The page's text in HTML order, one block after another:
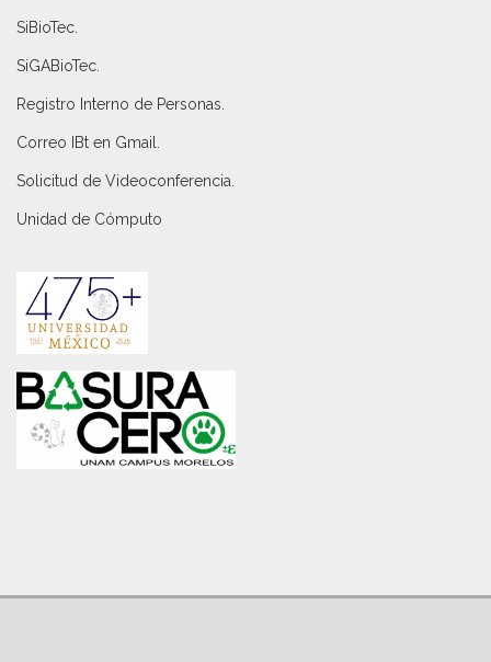
SiBioTec
SiGABioTec.
Registro Interno de Personas
Correo IBt en Gmail
Solicitud de Videoconferencia.
Unidad de Cómputo